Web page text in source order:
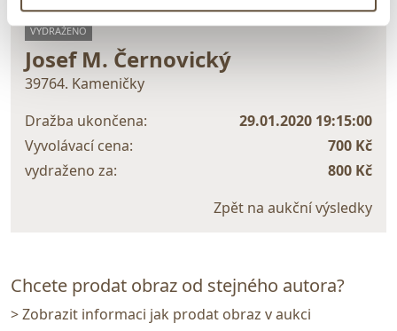
VYDRAŽENO
Josef M. Černovický
39764. Kameničky
Dražba ukončena:
29.01.2020 19:15:00
Vyvolávací cena:
700 Kč
vydraženo za:
800 Kč
Zpět na aukční výsledky
Chcete prodat obraz od stejného autora?
> Zobrazit informaci jak prodat obraz v aukci